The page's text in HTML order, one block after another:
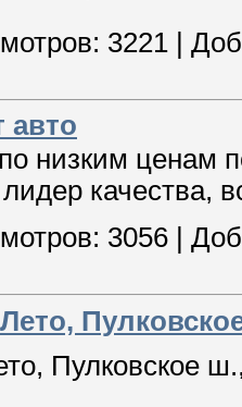
3221 |
авто
низким ценам
качества,
3056
Пулковское